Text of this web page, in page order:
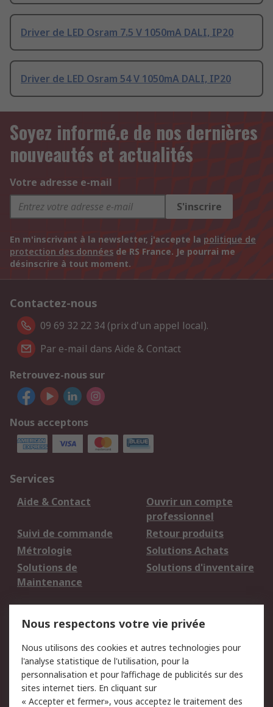
Driver de LED Osram 7.5 V 1050mA DALI, IP20
Driver de LED Osram 54 V 1050mA DALI, IP20
Soyez informé.e de nos dernières
nouveautés et actualités
Votre adresse e-mail
S'inscrire
En m'inscrivant à la newsletter, j'accepte la politique de
protection des données de RS France. Je pourrai me
désinscrire à tout moment.
Contactez-nous
09 69 32 22 34 (prix d'un appel local).
Par e-mail dans Aide & Contact
Retrouvez-nous sur
Nous acceptons
Services
Aide & Contact
Ouvrir un compte
professionnel
Suivi de commande
Retour produits
Métrologie
Solutions Achats
Solutions de
Maintenance
Solutions d'inventaire
du site
Politique de protection
des données - Mise à
jour
Sécurité des E-mails
Nous respectons votre vie privée
Nous utilisons des cookies et autres technologies pour
l'analyse statistique de l'utilisation, pour la
personnalisation et pour l’affichage de publicités sur des
sites internet tiers. En cliquant sur
« Accepter et fermer», vous acceptez le traitement des